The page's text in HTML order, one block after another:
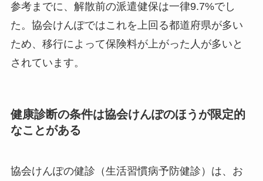
参考までに、解散前の派遣健保は一律9.7%でし
た。協会けんぽではこれを上回る都道府県が多い
ため、移行によって保険料が上がった人が多いと
されています。
健康診断の条件は協会けんぽのほうが限定的
なことがある
協会けんぽの健診（生活習慣病予防健診）は、お